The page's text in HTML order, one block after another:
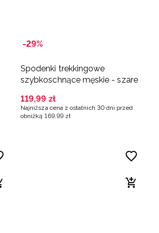
-29%
Spodenki trekkingowe
szybkoschnące męskie - szare
119,99 zł
Najniższa cena z ostatnich 30 dni przed
obniżką 169,99 zł